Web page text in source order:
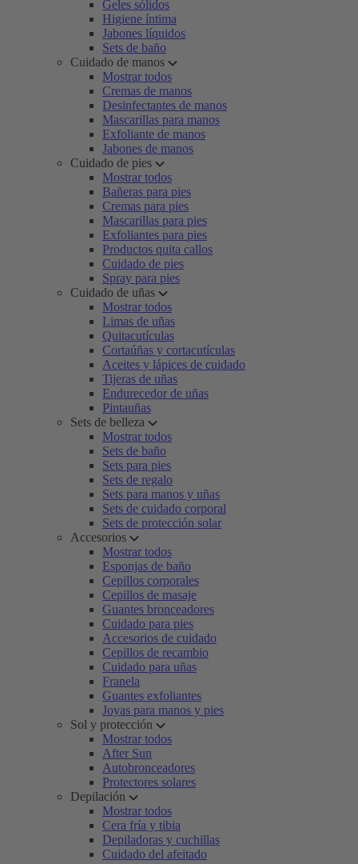
Geles sólidos
Higiene íntima
Jabones líquidos
Sets de baño
Cuidado de manos
Mostrar todos
Cremas de manos
Desinfectantes de manos
Mascarillas para manos
Exfoliante de manos
Jabones de manos
Cuidado de pies
Mostrar todos
Bañeras para pies
Cremas para pies
Mascarillas para pies
Exfoliantes para pies
Productos quita callos
Cuidado de pies
Spray para pies
Cuidado de uñas
Mostrar todos
Limas de uñas
Quitacutículas
Cortaúñas y cortacutículas
Aceites y lápices de cuidado
Tijeras de uñas
Endurecedor de uñas
Pintauñas
Sets de belleza
Mostrar todos
Sets de baño
Sets para pies
Sets de regalo
Sets para manos y uñas
Sets de cuidado corporal
Sets de protección solar
Accesorios
Mostrar todos
Esponjas de baño
Cepillos corporales
Cepillos de masaje
Guantes bronceadores
Cuidado para pies
Accesorios de cuidado
Cepillos de recambio
Cuidado para uñas
Franela
Guantes exfoliantes
Joyas para manos y pies
Sol y protección
Mostrar todos
After Sun
Autobronceadores
Protectores solares
Depilación
Mostrar todos
Cera fría y tibia
Depiladoras y cuchillas
Cuidado del afeitado